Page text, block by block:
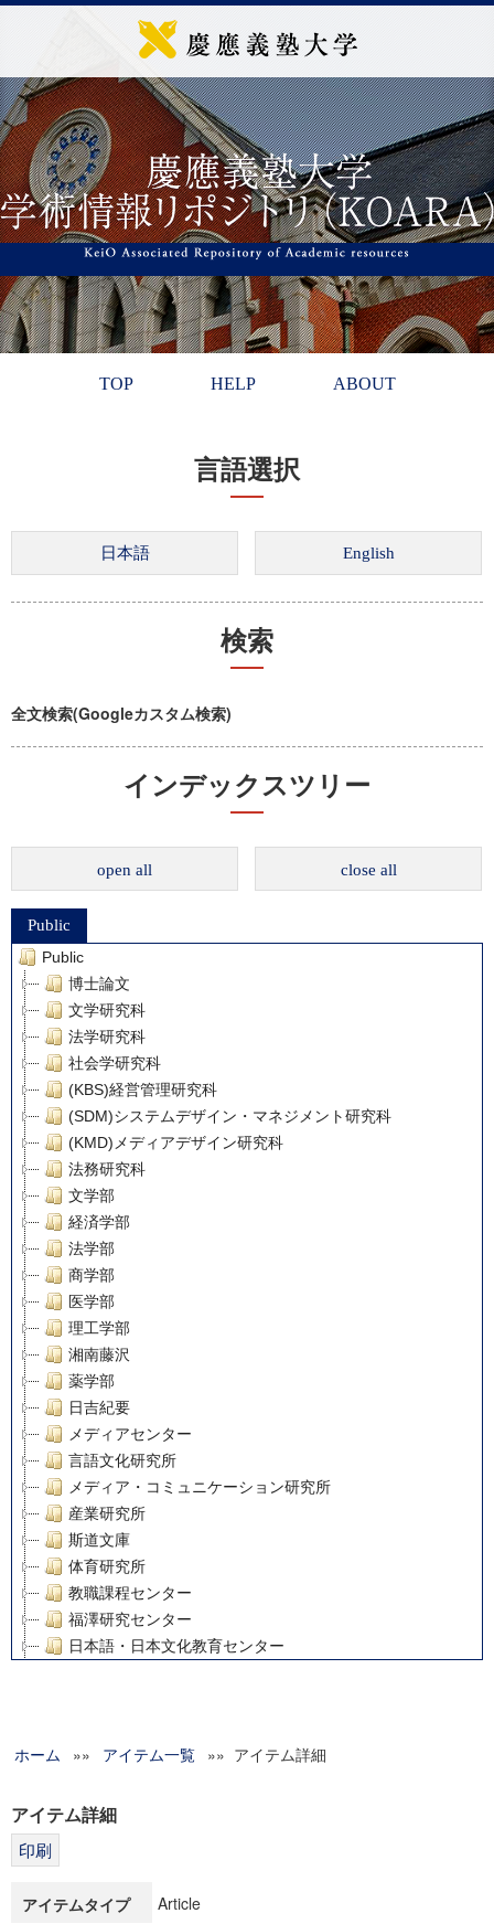
TOP HELP ABOUT
言語選択
検索
全文検索(Googleカスタム検索)
インデックスツリー
open all close all
Public
Public
博士論文
文学研究科
法学研究科
社会学研究科
(KBS)経営管理研究科
(SDM)システムデザイン・マネジメント研究科
(KMD)メディアデザイン研究科
法務研究科
文学部
経済学部
法学部
商学部
医学部
理工学部
湘南藤沢
薬学部
日吉紀要
メディアセンター
言語文化研究所
メディア・コミュニケーション研究所
産業研究所
斯道文庫
体育研究所
教職課程センター
福澤研究センター
日本語・日本文化教育センター
グローバルリサーチインスティテュート
科学研究費補助金研究成果報告書
博士課程教育リーディングプログラム「超成熟社会発展のサ
ホーム »» アイテム一覧 »» アイテム詳細
アイテム詳細
アイテムタイプ Article